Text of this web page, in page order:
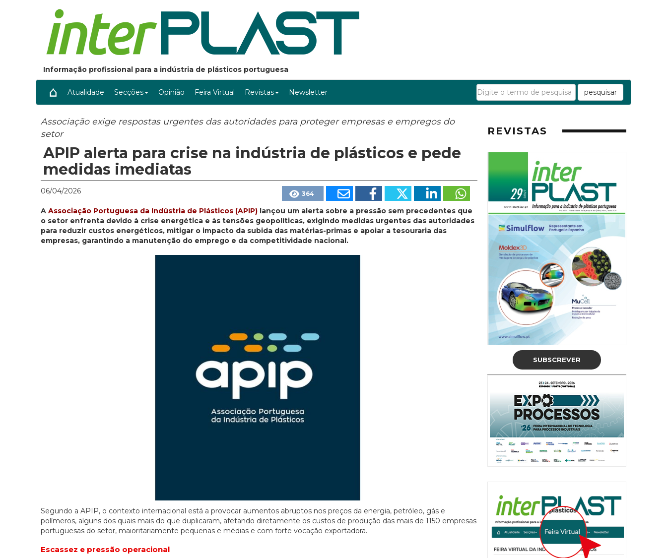
Informação profissional para a indústria de plásticos portuguesa
Atualidade Secções Opinião Feira Virtual Revistas Newsletter pesquisar
Associação exige respostas urgentes das autoridades para proteger empresas e empregos do
setor
APIP alerta para crise na indústria de plásticos e pede
medidas imediatas
06/04/2026 364
A Associação Portuguesa da Indústria de Plásticos (APIP) lançou um alerta sobre a pressão sem precedentes que
o setor enfrenta devido à crise energética e às tensões geopolíticas, exigindo medidas urgentes das autoridades
para reduzir custos energéticos, mitigar o impacto da subida das matérias-primas e apoiar a tesouraria das
empresas, garantindo a manutenção do emprego e da competitividade nacional.
Segundo a APIP, o contexto internacional está a provocar aumentos abruptos nos preços da energia, petróleo, gás e
polímeros, alguns dos quais mais do que duplicaram, afetando diretamente os custos de produção das mais de 1150 empresas
portuguesas do setor, maioritariamente pequenas e médias e com forte vocação exportadora.
Escassez e pressão operacional
REVISTAS
SUBSCREVER